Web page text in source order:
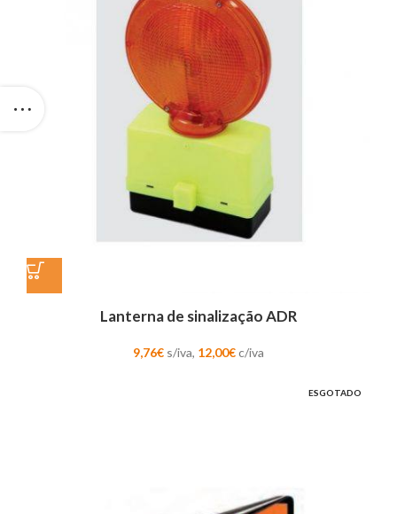
Lanterna de sinalização ADR
9,76€ s/iva, 12,00€c/iva
ESGOTADO